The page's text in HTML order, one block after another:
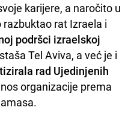
karijere, a naročito u
rat Izraela i
podršci izraelskoj
Tel Aviva, a već je i
rad Ujedinjenih
organizacije prema